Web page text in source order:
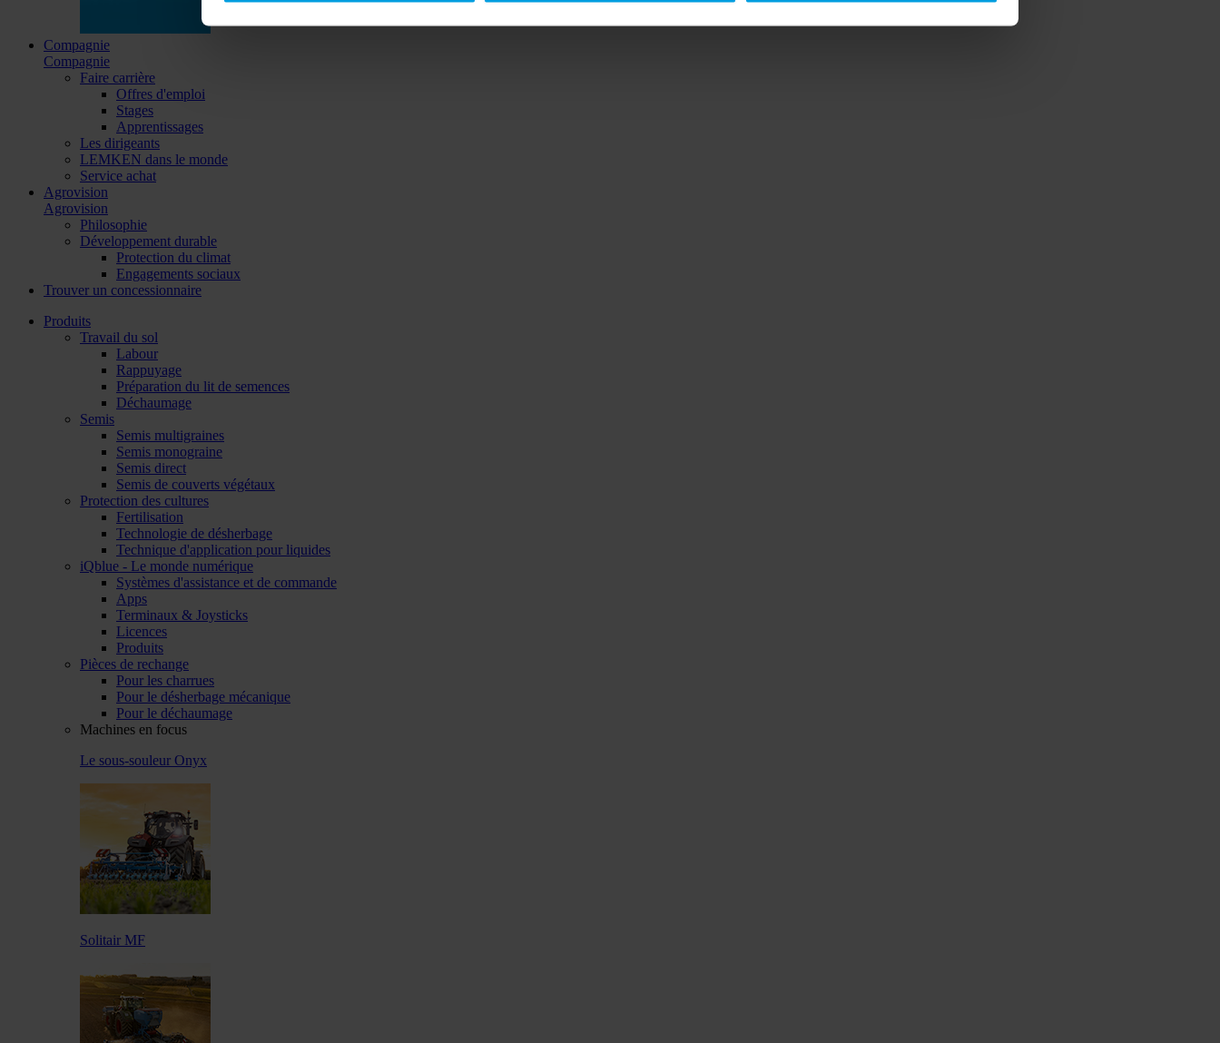
Compagnie
Compagnie
Faire carrière
Offres d'emploi
Stages
Apprentissages
Les dirigeants
LEMKEN dans le monde
Service achat
Agrovision
Agrovision
Philosophie
Développement durable
Protection du climat
Engagements sociaux
Trouver un concessionnaire
Produits
Travail du sol
Labour
Rappuyage
Préparation du lit de semences
Déchaumage
Semis
Semis multigraines
Semis monograine
Semis direct
Semis de couverts végétaux
Protection des cultures
Fertilisation
Technologie de désherbage
Technique d'application pour liquides
iQblue - Le monde numérique
Systèmes d'assistance et de commande
Apps
Terminaux & Joysticks
Licences
Produits
Pièces de rechange
Pour les charrues
Pour le désherbage mécanique
Pour le déchaumage
Machines en focus
Le sous-souleur Onyx
Solitair MF